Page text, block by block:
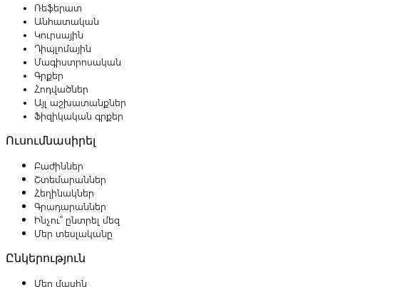
Ռեֆերատ
Անհատական
Կուրսային
Դիպլոմային
Մագիստրոսական
Գրքեր
Հոդվածներ
Այլ աշխատանքներ
Ֆիզիկական գրքեր
Ուսումնասիրել
Բաժիններ
Շտեմարաններ
Հեղինակներ
Գրադարաններ
Ինչու՞ ընտրել մեզ
Մեր տեսլականը
Ընկերություն
Մեր մասին